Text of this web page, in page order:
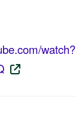
watch?